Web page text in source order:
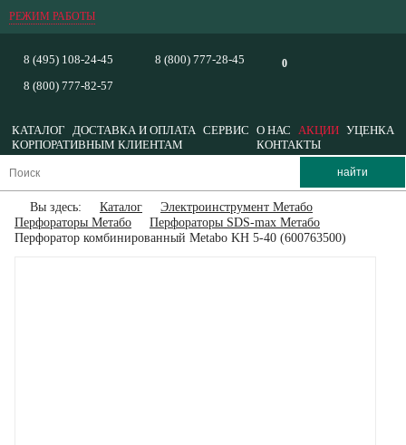
РЕЖИМ РАБОТЫ
0
8 (495) 108-24-45
8 (800) 777-82-57
8 (800) 777-28-45
КАТАЛОГ ДОСТАВКА И ОПЛАТА СЕРВИС О НАС АКЦИИ УЦЕНКА
КОРПОРАТИВНЫМ КЛИЕНТАМ
КОНТАКТЫ
Вы здесь: Каталог
Электроинструмент Метабо
Перфораторы Метабо
Перфораторы SDS-max Метабо
Перфоратор комбинированный Metabo KH 5-40 (600763500)